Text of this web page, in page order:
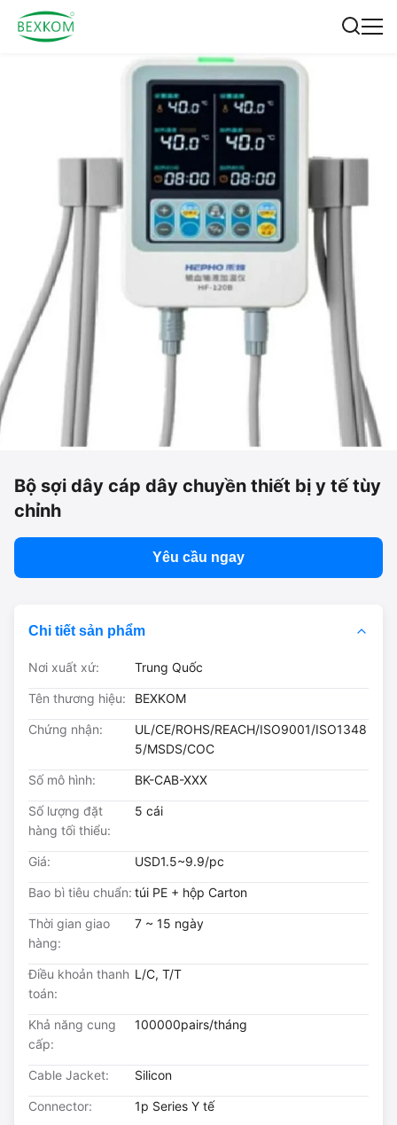
Bộ sợi dây cáp dây chuyền thiết bị y tế tùy
chỉnh
Yêu cầu ngay
Chi tiết sản phẩm
Nơi xuất xứ: Trung Quốc
Tên thương hiệu: BEXKOM
Chứng nhận:
UL/CE/ROHS/REACH/ISO9001/ISO1348
5/MSDS/COC
Số mô hình: BK-CAB-XXX
Số lượng đặt
hàng tối thiểu:
5 cái
Giá: USD1.5~9.9/pc
Bao bì tiêu chuẩn: túi PE + hộp Carton
Thời gian giao
hàng:
7 ~ 15 ngày
Điều khoản thanh
toán:
L/C, T/T
Khả năng cung
cấp:
100000pairs/tháng
Cable Jacket: Silicon
Connector: 1p Series Y tế